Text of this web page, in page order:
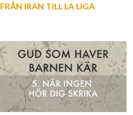
FRÅN IRAN TILL LA LIGA